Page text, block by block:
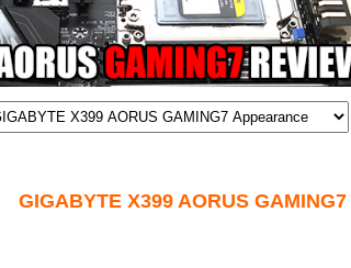
GIGABYTE X399 AORUS GAMING7